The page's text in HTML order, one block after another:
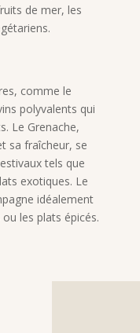
de mer, les
comme le
polyvalents qui
Le Grenache,
sa fraîcheur, se
tels que
exotiques. Le
idéalement
les plats épicés.